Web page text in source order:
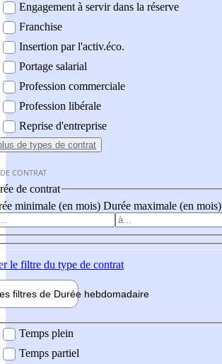
Engagement à servir dans la réserve
Franchise
Insertion par l'activ.éco.
Portage salarial
Profession commerciale
Profession libérale
Reprise d'entreprise
de types de contrat
CONTRAT
de contrat
minimale (en mois) Durée maximale (en mois)
le filtre du type de contrat
filtres de Durée hebdomadaire
Temps plein
Temps partiel